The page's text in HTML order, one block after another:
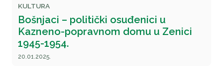
KULTURA
Bošnjaci – politički osuđenici u
Kazneno-popravnom domu u Zenici
1945-1954.
20.01.2025.